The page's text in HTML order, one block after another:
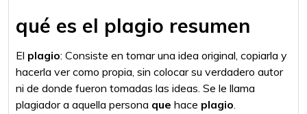
qué es el plagio resumen
El plagio: Consiste en tomar una idea original, copiarla y
hacerla ver como propia, sin colocar su verdadero autor
ni de donde fueron tomadas las ideas. Se le llama
plagiador a aquella persona que hace plagio.